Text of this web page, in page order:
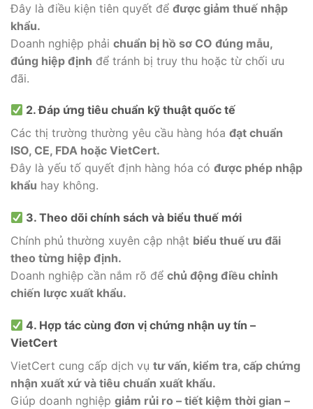
Đây là điều kiện tiên quyết để được giảm thuế nhập
khẩu.
Doanh nghiệp phải chuẩn bị hồ sơ CO đúng mẫu,
đúng hiệp định để tránh bị truy thu hoặc từ chối ưu
đãi.
2. Đáp ứng tiêu chuẩn kỹ thuật quốc tế
Các thị trường thường yêu cầu hàng hóa đạt chuẩn
ISO, CE, FDA hoặc VietCert.
Đây là yếu tố quyết định hàng hóa có được phép nhập
khẩu hay không.
3. Theo dõi chính sách và biểu thuế mới
Chính phủ thường xuyên cập nhật biểu thuế ưu đãi
theo từng hiệp định.
Doanh nghiệp cần nắm rõ để chủ động điều chỉnh
chiến lược xuất khẩu.
4. Hợp tác cùng đơn vị chứng nhận uy tín –
VietCert
VietCert cung cấp dịch vụ tư vấn, kiểm tra, cấp chứng
nhận xuất xứ và tiêu chuẩn xuất khẩu.
Giúp doanh nghiệp giảm rủi ro – tiết kiệm thời gian –